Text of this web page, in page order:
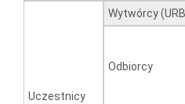
Uczestnicy
Wytwórcy (URB
Odbiorcy